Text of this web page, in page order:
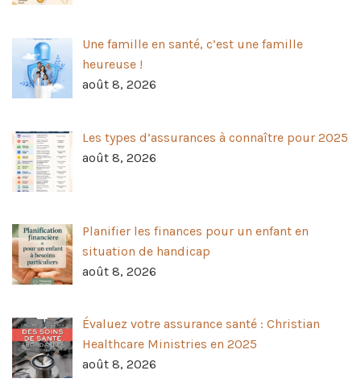
Une famille en santé, c’est une famille
heureuse !
août 8, 2026
Les types d’assurances à connaître pour 2025
août 8, 2026
Planifier les finances pour un enfant en
situation de handicap
août 8, 2026
Évaluez votre assurance santé : Christian
Healthcare Ministries en 2025
août 8, 2026